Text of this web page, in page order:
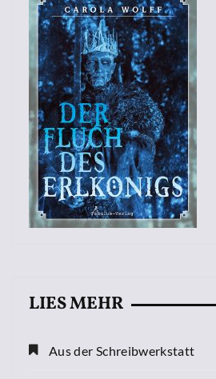
LIES MEHR
Aus der Schreibwerkstatt